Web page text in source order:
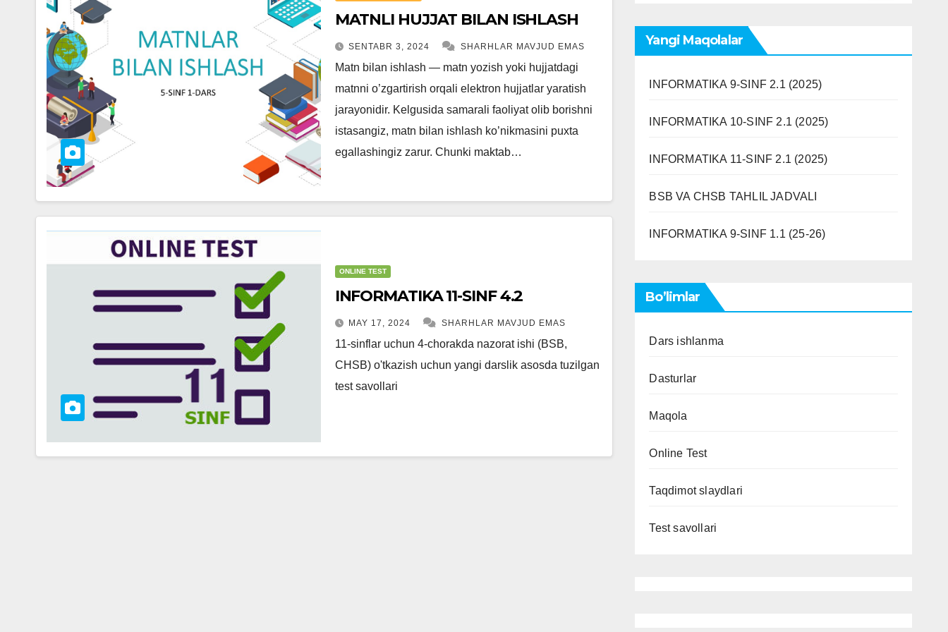
MATNLI HUJJAT BILAN ISHLASH
SENTABR 3, 2024 SHARHLAR MAVJUD EMAS
Matn bilan ishlash — matn yozish yoki hujjatdagi
matnni o’zgartirish orqali elektron hujjatlar yaratish
jarayonidir. Kelgusida samarali faoliyat olib borishni
istasangiz, matn bilan ishlash ko’nikmasini puxta
egallashingiz zarur. Chunki maktab…
ONLINE TEST
INFORMATIKA 11-SINF 4.2
MAY 17, 2024 SHARHLAR MAVJUD EMAS
11-sinflar uchun 4-chorakda nazorat ishi (BSB,
CHSB) o'tkazish uchun yangi darslik asosda tuzilgan
test savollari
Yangi Maqolalar
INFORMATIKA 9-SINF 2.1 (2025)
INFORMATIKA 10-SINF 2.1 (2025)
INFORMATIKA 11-SINF 2.1 (2025)
BSB VA CHSB TAHLIL JADVALI
INFORMATIKA 9-SINF 1.1 (25-26)
Bo’limlar
Dars ishlanma
Dasturlar
Maqola
Online Test
Taqdimot slaydlari
Test savollari